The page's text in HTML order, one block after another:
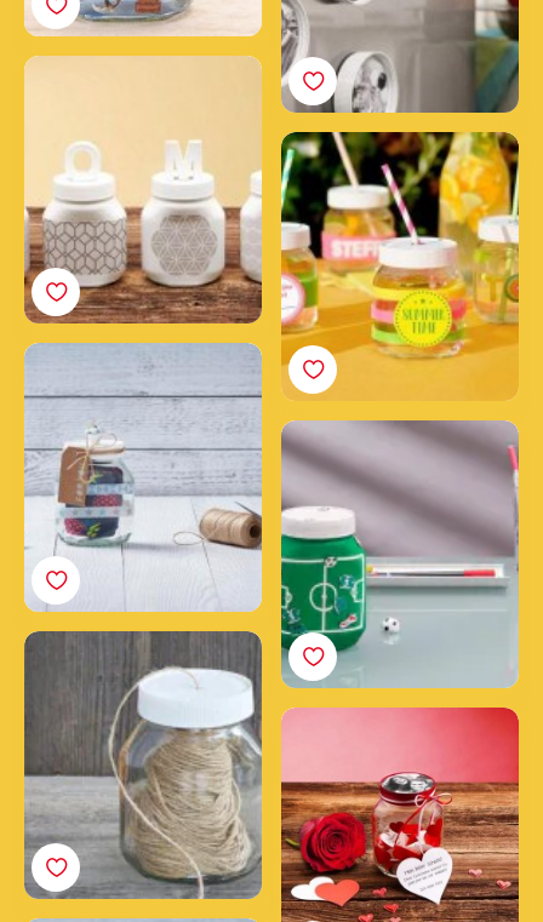
Vasos de fiesta
temáticos con tarros
vacíos de Nutella®
Nutella® de regalo
único
Crea tu alcancía con un
tarro vacío de Nutella®
dispensador de hilo con
un tarro vacío de
Nutella®